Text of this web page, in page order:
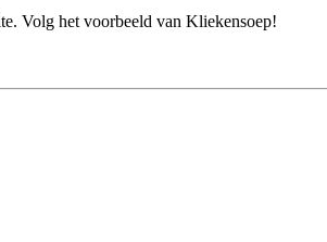
Volg het voorbeeld van Kliekensoep!